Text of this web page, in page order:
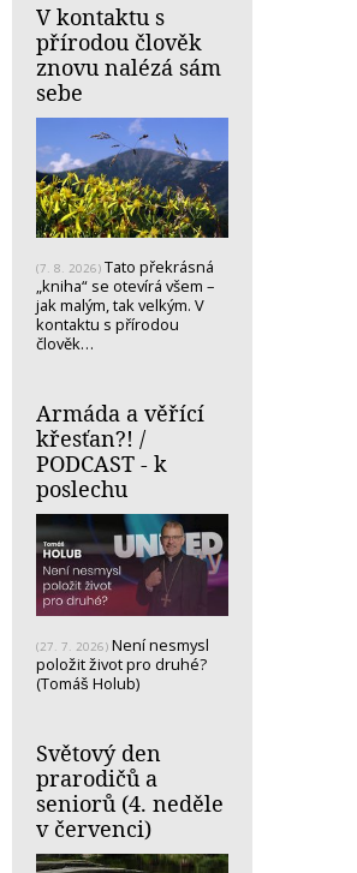
V kontaktu s
přírodou člověk
znovu nalézá sám
sebe
(7. 8. 2026) Tato překrásná
„kniha“ se otevírá všem –
jak malým, tak velkým. V
kontaktu s přírodou
člověk…
Armáda a věřící
křesťan?! /
PODCAST - k
poslechu
(27. 7. 2026) Není nesmysl
položit život pro druhé?
(Tomáš Holub)
Světový den
prarodičů a
seniorů (4. neděle
v červenci)